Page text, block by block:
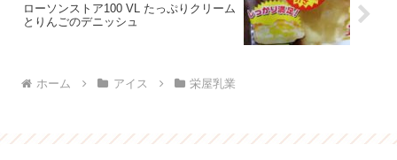
ローソンストア100 VL たっぷりクリーム
とりんごのデニッシュ
ホーム アイス 栄屋乳業